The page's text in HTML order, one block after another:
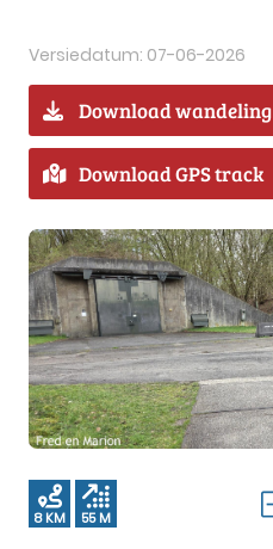
Versiedatum: 07-06-2026
Download wandeling
Download GPS track
8 KM 55 M